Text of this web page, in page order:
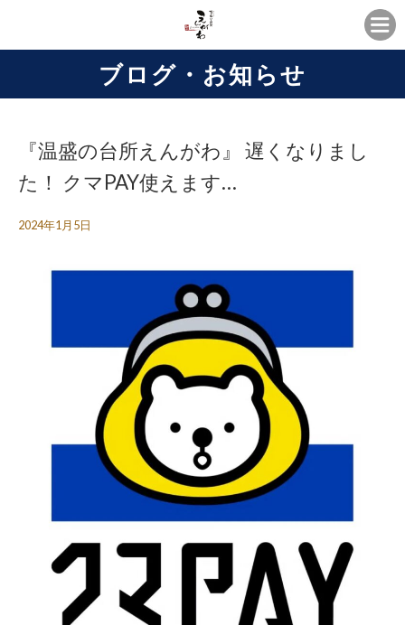
ブログ・お知らせ
『温盛の台所えんがわ』 遅くなりまし
た！ クマPAY使えます…
2024年1月5日